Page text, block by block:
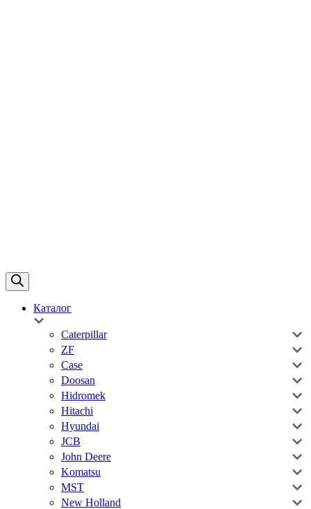
Каталог
Caterpillar
ZF
Case
Doosan
Hidromek
Hitachi
Hyundai
JCB
John Deere
Komatsu
MST
New Holland